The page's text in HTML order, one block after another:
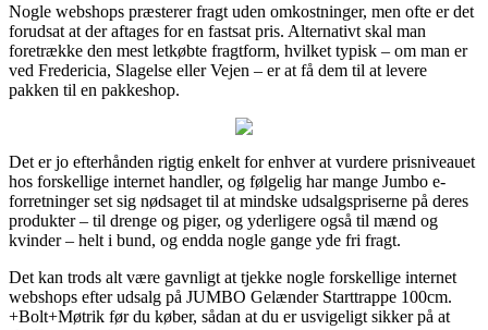
Nogle webshops præsterer fragt uden omkostninger, men ofte er det
forudsat at der aftages for en fastsat pris. Alternativt skal man
foretrække den mest letkøbte fragtform, hvilket typisk – om man er
ved Fredericia, Slagelse eller Vejen – er at få dem til at levere
pakken til en pakkeshop.
Det er jo efterhånden rigtig enkelt for enhver at vurdere prisniveauet
hos forskellige internet handler, og følgelig har mange Jumbo e-
forretninger set sig nødsaget til at mindske udsalgspriserne på deres
produkter – til drenge og piger, og yderligere også til mænd og
kvinder – helt i bund, og endda nogle gange yde fri fragt.
Det kan trods alt være gavnligt at tjekke nogle forskellige internet
webshops efter udsalg på JUMBO Gelænder Starttrappe 100cm.
+Bolt+Møtrik før du køber, sådan at du er usvigeligt sikker på at